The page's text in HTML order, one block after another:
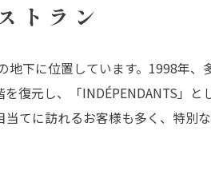
トラン
地下に位置しています。1998年、
復元し、「INDÉPENDANTS」と
てに訪れるお客様も多く、特別